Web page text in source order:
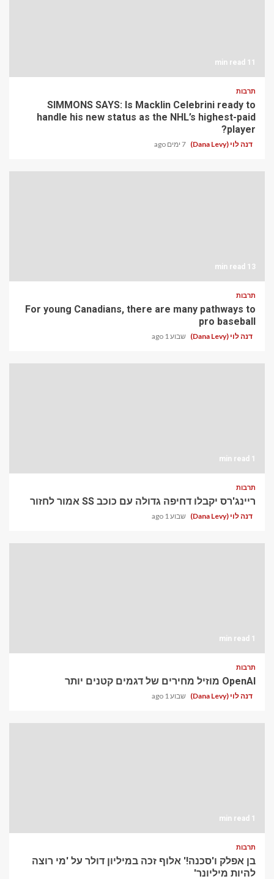
11 min read
תרבות
SIMMONS SAYS: Is Macklin Celebrini ready to
handle his new status as the NHL’s highest-paid
player?
דנה לוי (Dana Levy) 7 ימים ago
13 min read
תרבות
For young Canadians, there are many pathways to
pro baseball
דנה לוי (Dana Levy) שבוע 1 ago
1 min read
תרבות
ריינג'רס יקבלו דחיפה גדולה עם כוכב SS אמור לחזור
דנה לוי (Dana Levy) שבוע 1 ago
1 min read
תרבות
OpenAI מוזיל מחירים של דגמים קטנים יותר
דנה לוי (Dana Levy) שבוע 1 ago
1 min read
תרבות
בן אפלק ו'סכנה!' אלוף זכה במיליון דולר על 'מי רוצה
להיות מיליונר'